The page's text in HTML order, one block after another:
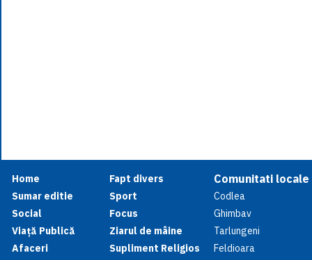
Home
Sumar editie
Social
Viață Publică
Afaceri
Fapt divers
Sport
Focus
Ziarul de mâine
Supliment Religios
Comunitati locale
Codlea
Ghimbav
Tarlungeni
Feldioara